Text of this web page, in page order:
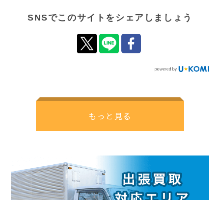
SNSでこのサイトをシェアしましょう
もっと見る